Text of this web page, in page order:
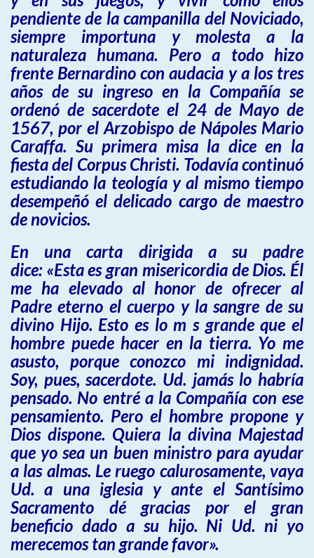
pendiente de la campanilla del Noviciado,
siempre importuna y molesta a la
naturaleza humana. Pero a todo hizo
frente Bernardino con audacia y a los tres
años de su ingreso en la Compañía se
ordenó de sacerdote el 24 de Mayo de
1567, por el Arzobispo de Nápoles Mario
Caraffa. Su primera misa la dice en la
fiesta del Corpus Christi. Todavía continuó
estudiando la teología y al mismo tiempo
desempeñó el delicado cargo de maestro
de novicios.
En una carta dirigida a su padre
dice: «Esta es gran misericordia de Dios. Él
me ha elevado al honor de ofrecer al
Padre eterno el cuerpo y la sangre de su
divino Hijo. Esto es lo m s grande que el
hombre puede hacer en la tierra. Yo me
asusto, porque conozco mi indignidad.
Soy, pues, sacerdote. Ud. jamás lo habría
pensado. No entré a la Compañía con ese
pensamiento. Pero el hombre propone y
Dios dispone. Quiera la divina Majestad
que yo sea un buen ministro para ayudar
a las almas. Le ruego calurosamente, vaya
Ud. a una iglesia y ante el Santísimo
Sacramento dé gracias por el gran
beneficio dado a su hijo. Ni Ud. ni yo
merecemos tan grande favor».